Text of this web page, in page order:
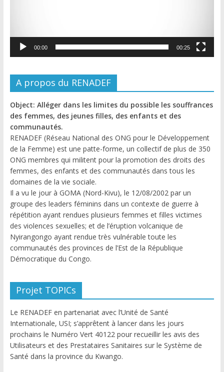
00:00 00:25
A propos du RENADEF
Object: Alléger dans les limites du possible les souffrances
des femmes, des jeunes filles, des enfants et des
communautés.
RENADEF (Réseau National des ONG pour le Développement
de la Femme) est une patte-forme, un collectif de plus de 350
ONG membres qui militent pour la promotion des droits des
femmes, des enfants et des communautés dans tous les
domaines de la vie sociale.
Il a vu le jour à GOMA (Nord-Kivu), le 12/08/2002 par un
groupe des leaders féminins dans un contexte de guerre à
répétition ayant rendues plusieurs femmes et filles victimes
des violences sexuelles; et de l’éruption volcanique de
Nyirangongo ayant rendue très vulnérable toute les
communautés des provinces de l’Est de la République
Démocratique du Congo.
Projet TOPICs
Le RENADEF en partenariat avec l’Unité de Santé
Internationale, USI; s’apprêtent à lancer dans les jours
prochains le Numéro Vert 40122 pour recueillir les avis des
Utilisateurs et des Prestataires Sanitaires sur le Système de
Santé dans la province du Kwango.